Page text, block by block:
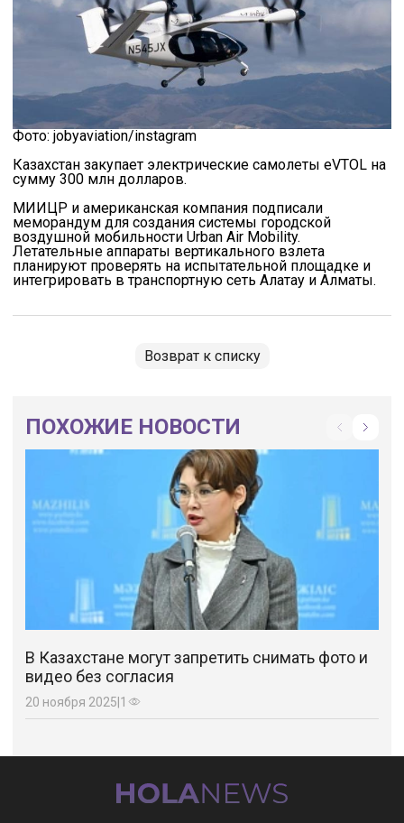
Фото: jobyaviation/instagram
Казахстан закупает электрические самолеты eVTOL на
сумму 300 млн долларов.
МИИЦР и американская компания подписали
меморандум для создания системы городской
воздушной мобильности Urban Air Mobility.
Летательные аппараты вертикального взлета
планируют проверять на испытательной площадке и
интегрировать в транспортную сеть Алатау и Алматы.
Возврат к списку
ПОХОЖИЕ НОВОСТИ
В Казахстане могут запретить снимать фото и
видео без согласия
20 ноября 2025|1